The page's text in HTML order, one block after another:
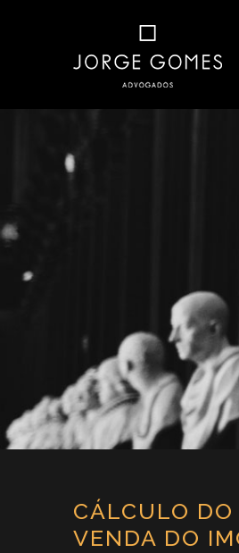
CÁLCULO
VENDA DO